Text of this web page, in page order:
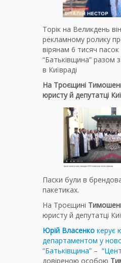
Торік на Великдень
рекламному ролику
вірянам 6 тисяч
“Батьківщина” разом
в Київраді
На Троєщині
юристу й депутатці
Паски були в
пакетиках.
На Троєщині
юристу й депутатці
Юрій Власенко керує
департаментом у
“Батьківщина” –
довіреною особою